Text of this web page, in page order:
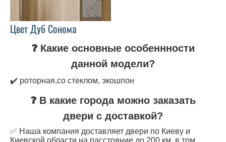
Цвет Дуб Сонома
❓ Какие основные особеннности
данной модели?
✔️ роторная,со стеклом, экошпон
❓ В какие города можно заказать
двери с доставкой?
✅ Наша компания доставляет двери по Киеву и
Киевской области на расстояние до 200 км, в том